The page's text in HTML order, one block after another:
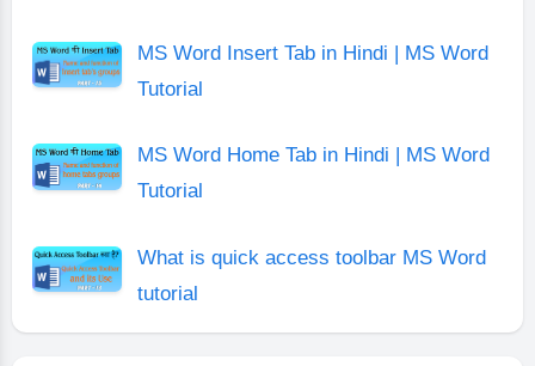
MS Word Insert Tab in Hindi | MS Word
Tutorial
MS Word Home Tab in Hindi | MS Word
Tutorial
What is quick access toolbar MS Word
tutorial